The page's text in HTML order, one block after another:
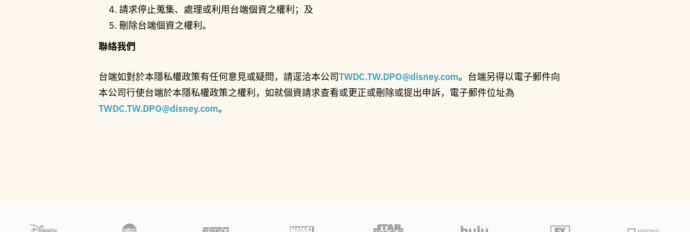
請求停止蒐集、處理或利用台端個資之權利；及
刪除台端個資之權利。
聯絡我們
台端如對於本隱私權政策有任何意見或疑問，請逕洽本公司TWDC.TW.DPO@disney.com。台端另得以電子郵件向
本公司行使台端於本隱私權政策之權利，如就個資請求查看或更正或刪除或提出申訴，電子郵件位址為
TWDC.TW.DPO@disney.com。